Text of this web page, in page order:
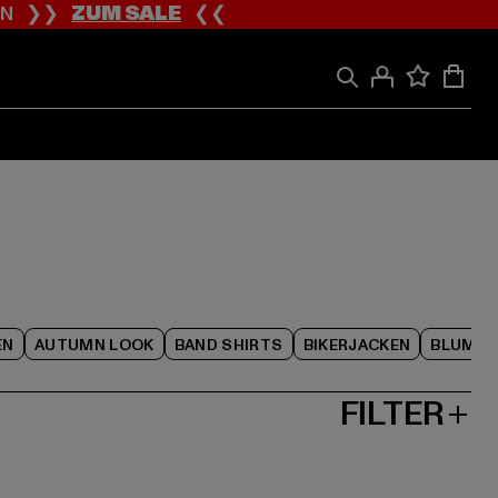
❯❯ZUM SALE❮❮
AUTUMN LOOK BAND SHIRTS BIKERJACKEN
FILTER